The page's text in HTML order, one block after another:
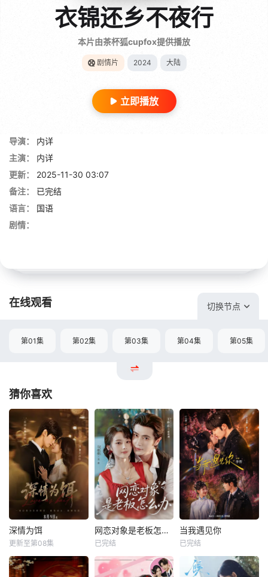
衣锦还乡不夜行
本片由茶杯狐cupfox提供播放
剧情片 2024 大陆
立即播放
导演：
内详
主演：
内详
更新：
2025-11-30 03:07
备注：
已完结
语言：
国语
剧情：
在线观看 切换节点
第01集 第02集 第03集 第04集 第05集
猜你喜欢
深情为饵
更新至第08集
网恋对象是老板怎么办
已完结
当我遇见你
已完结